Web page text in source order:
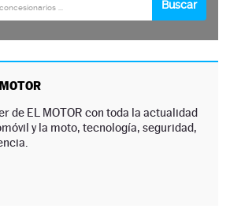
MOTOR
de EL MOTOR con toda la actualidad
y la moto, tecnología, seguridad,